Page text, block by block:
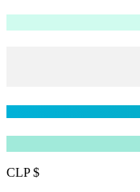
CLP $